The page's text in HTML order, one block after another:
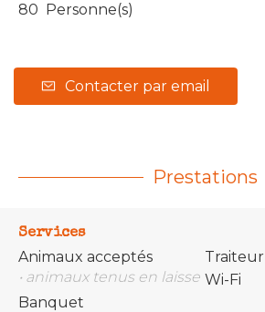
80 Personne(s)
Contacter par email
Prestations
Services
Animaux acceptés
• animaux tenus en laisse
Banquet
Traiteur
Wi-Fi